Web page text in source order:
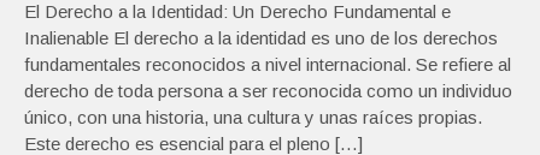
El Derecho a la Identidad: Un Derecho Fundamental e
Inalienable El derecho a la identidad es uno de los derechos
fundamentales reconocidos a nivel internacional. Se refiere al
derecho de toda persona a ser reconocida como un individuo
único, con una historia, una cultura y unas raíces propias.
Este derecho es esencial para el pleno […]